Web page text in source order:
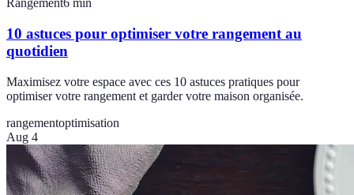
Rangement6 min
10 astuces pour optimiser votre rangement au
quotidien
Maximisez votre espace avec ces 10 astuces pratiques pour
optimiser votre rangement et garder votre maison organisée.
rangementoptimisation
Aug 4